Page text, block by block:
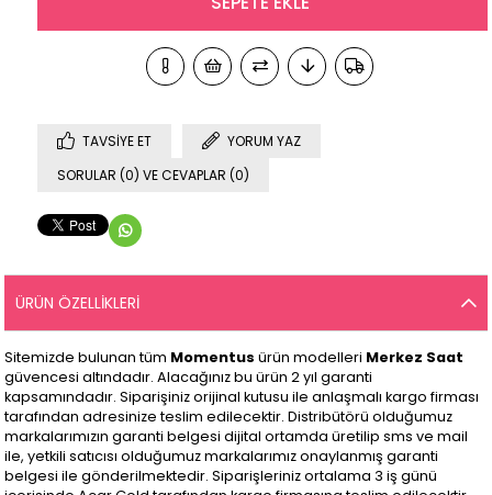
TAVSIYE ET
YORUM YAZ
SORULAR (0) VE CEVAPLAR (0)
ÜRÜN ÖZELLIKLERI
Sitemizde bulunan tüm Momentus ürün modelleri Merkez Saat
güvencesi altındadır. Alacağınız bu ürün 2 yıl garanti
kapsamındadır. Siparişiniz orijinal kutusu ile anlaşmalı kargo firması
tarafından adresinize teslim edilecektir. Distribütörü olduğumuz
markalarımızın garanti belgesi dijital ortamda üretilip sms ve mail
ile, yetkili satıcısı olduğumuz markalarımız onaylanmış garanti
belgesi ile gönderilmektedir. Siparişleriniz ortalama 3 iş günü